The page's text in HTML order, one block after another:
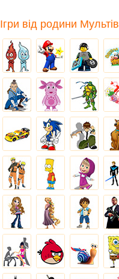
Ігри від родини Мультів